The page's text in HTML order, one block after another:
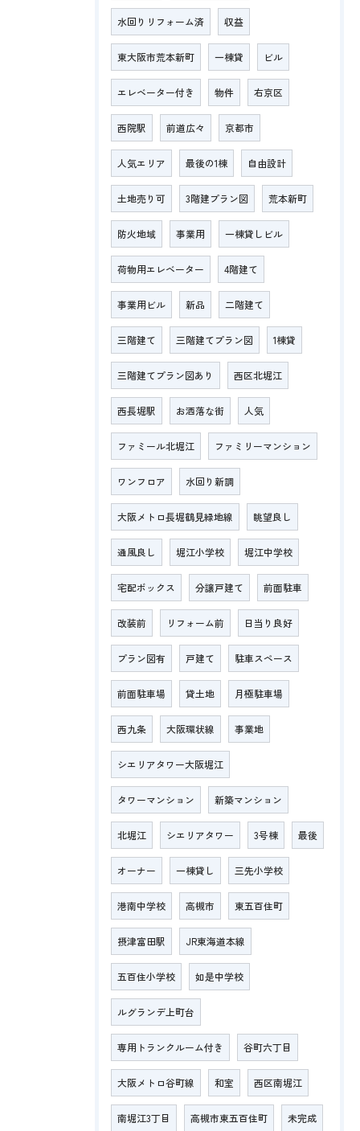
水回りリフォーム済 収益
東大阪市荒本新町 一棟貸 ビル
エレベーター付き 物件 右京区
西院駅 前道広々 京都市
人気エリア 最後の1棟 自由設計
土地売り可 3階建プラン図 荒本新町
防火地域 事業用 一棟貸しビル
荷物用エレベーター 4階建て
事業用ビル 新品 二階建て
三階建て 三階建てプラン図 1棟貸
三階建てプラン図あり 西区北堀江
西長堀駅 お洒落な街 人気
ファミール北堀江 ファミリーマンション
ワンフロア 水回り新調
大阪メトロ長堀鶴見緑地線 眺望良し
通風良し 堀江小学校 堀江中学校
宅配ボックス 分譲戸建て 前面駐車
改装前 リフォーム前 日当り良好
プラン図有 戸建て 駐車スペース
前面駐車場 貸土地 月極駐車場
西九条 大阪環状線 事業地
シエリアタワー大阪堀江
タワーマンション 新築マンション
北堀江 シエリアタワー 3号棟 最後
オーナー 一棟貸し 三先小学校
港南中学校 高槻市 東五百住町
摂津富田駅 JR東海道本線
五百住小学校 如是中学校
ルグランデ上町台
専用トランクルーム付き 谷町六丁目
大阪メトロ谷町線 和室 西区南堀江
南堀江3丁目 高槻市東五百住町 未完成